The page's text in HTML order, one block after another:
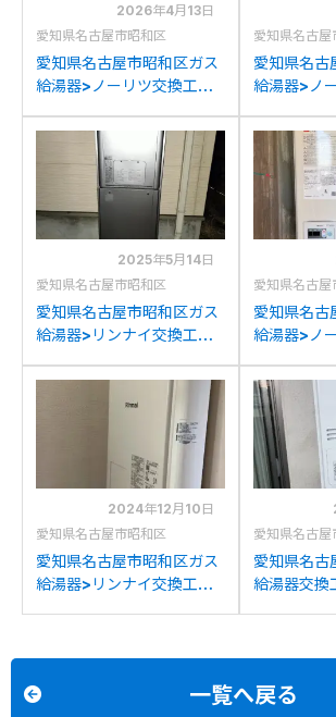
2026年4月13日
愛知県名古屋市昭和区
愛知県名古屋市昭和区ガス
給湯器>ノーリツ交換工事
A2003SAW(A)からノー
リツGT-2070SAW BLへ
愛知県名古屋
愛知県名古
給湯器>ノ
リツGT-
の交換
2025年5月14日
愛知県名古屋市昭和区
愛知県名古屋市昭和区ガス
給湯器>リンナイ交換工事
K2403AW(SAW)からリン
ナイRUFH-E2407SAW2-
愛知県名古屋
愛知県名古
給湯器>ノ
16CWFか
1637WSD-
2024年12月10日
愛知県名古屋市昭和区
愛知県名古屋市昭和区ガス
給湯器>リンナイ交換工事
愛知県名古屋
愛知県名古
給湯器交換
一覧へ戻る